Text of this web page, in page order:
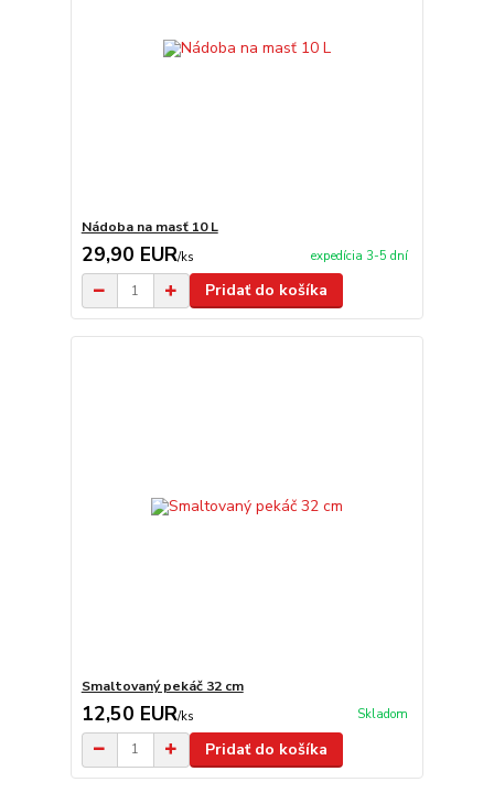
Nádoba na masť 10 L
29,90 EUR/ks expedícia 3-5 dní
Pridať do košíka
Smaltovaný pekáč 32 cm
12,50 EUR/ks Skladom
Pridať do košíka